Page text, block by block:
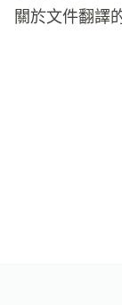
關於文件翻譯